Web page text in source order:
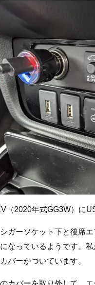
（2020年式GG3W）に
ガーソケット下と後席
なっているようです。
バーがついています。
カバーを取り外して、